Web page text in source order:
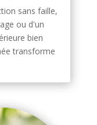
sans faille,
ou d'un
bien
transforme